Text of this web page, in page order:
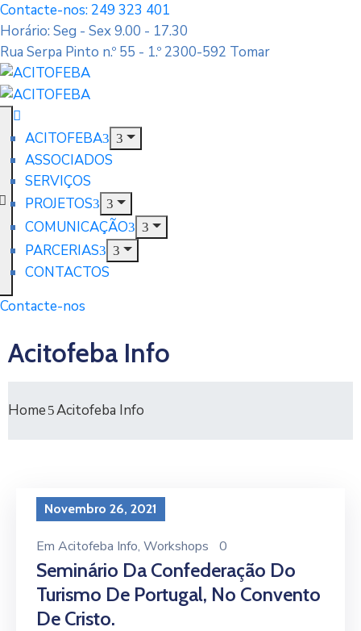
Contacte-nos: 249 323 401
Horário: Seg - Sex 9.00 - 17.30
Rua Serpa Pinto n.º 55 - 1.º 2300-592 Tomar
ACITOFEBA
ASSOCIADOS
SERVIÇOS
PROJETOS
COMUNICAÇÃO
PARCERIAS
CONTACTOS
Contacte-nos
Acitofeba Info
Home Acitofeba Info
Novembro 26, 2021
Em Acitofeba Info‚ Workshops 0
Seminário Da Confederação Do
Turismo De Portugal, No Convento
De Cristo.